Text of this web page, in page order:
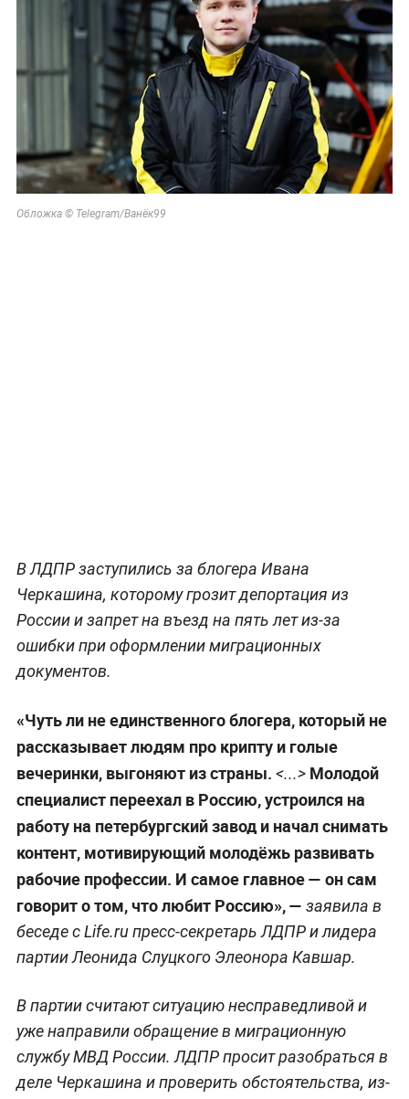
Обложка © Telegram/Ванёк99
В ЛДПР заступились за блогера Ивана
Черкашина, которому грозит депортация из
России и запрет на въезд на пять лет из-за
ошибки при оформлении миграционных
документов.
«Чуть ли не единственного блогера, который не
рассказывает людям про крипту и голые
вечеринки, выгоняют из страны. <...>Молодой
специалист переехал в Россию, устроился на
работу на петербургский завод и начал снимать
контент, мотивирующий молодёжь развивать
рабочие профессии. И самое главное — он сам
говорит о том, что любит Россию», — заявила в
беседе с Life.ru пресс-секретарь ЛДПР и лидера
партии Леонида Слуцкого Элеонора Кавшар.
В партии считают ситуацию несправедливой и
уже направили обращение в миграционную
службу МВД России. ЛДПР просит разобраться в
деле Черкашина и проверить обстоятельства, из-